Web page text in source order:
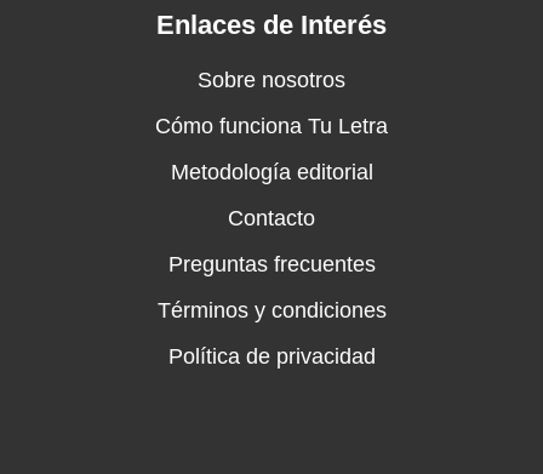
Enlaces de Interés
Sobre nosotros
Cómo funciona Tu Letra
Metodología editorial
Contacto
Preguntas frecuentes
Términos y condiciones
Política de privacidad